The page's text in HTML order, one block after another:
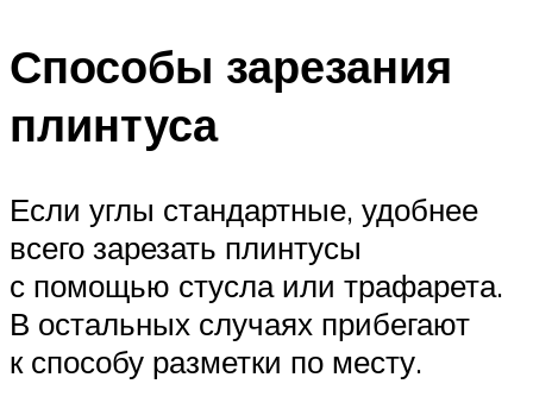
Способы зарезания
плинтуса
Если углы стандартные, удобнее
всего зарезать плинтусы
с помощью стусла или трафарета.
В остальных случаях прибегают
к способу разметки по месту.